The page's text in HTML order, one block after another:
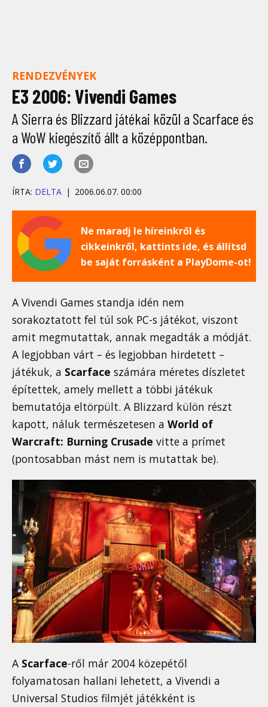
RENDEZVÉNYEK
E3 2006: Vivendi Games
A Sierra és Blizzard játékai közül a Scarface és
a WoW kiegészítő állt a középpontban.
ÍRTA: DELTA 2006.06.07. 00:00
Ne maradj le híreinkről és
cikkeinkről, kattints ide, és állítsd
be saját forrásként a PlayDome-ot!
A Vivendi Games standja idén nem
sorakoztatott fel túl sok PC-s játékot, viszont
amit megmutattak, annak megadták a módját.
A legjobban várt – és legjobban hirdetett –
játékuk, a Scarface számára méretes díszletet
építettek, amely mellett a többi játékuk
bemutatója eltörpült. A Blizzard külön részt
kapott, náluk természetesen a World of
Warcraft: Burning Crusade vitte a prímet
(pontosabban mást nem is mutattak be).
A Scarface-ről már 2004 közepétől
folyamatosan hallani lehetett, a Vivendi a
Universal Studios filmjét játékként is